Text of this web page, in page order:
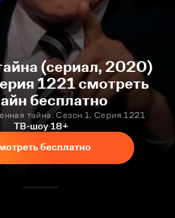
(сериал, 2020)
1221 смотреть
бесплатно
тайна. Сезон 1. Серия 1221
ТВ-шоу 18+
бесплатно